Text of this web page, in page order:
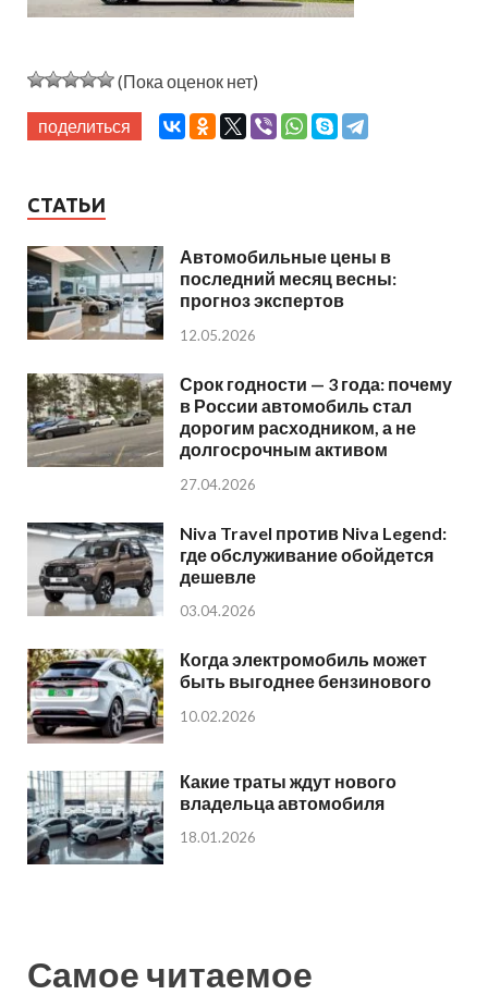
(Пока оценок нет)
поделиться
СТАТЬИ
Автомобильные цены в
последний месяц весны:
прогноз экспертов
12.05.2026
Срок годности — 3 года: почему
в России автомобиль стал
дорогим расходником, а не
долгосрочным активом
27.04.2026
Niva Travel против Niva Legend:
где обслуживание обойдется
дешевле
03.04.2026
Когда электромобиль может
быть выгоднее бензинового
10.02.2026
Какие траты ждут нового
владельца автомобиля
18.01.2026
Самое читаемое